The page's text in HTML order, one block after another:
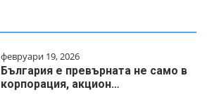
февруари 19, 2026
България е превърната не само в
корпорация, акцион…